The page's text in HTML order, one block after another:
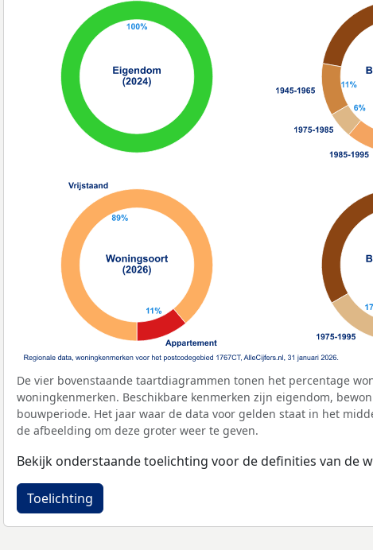
De vier bovenstaande taartdiagrammen tonen het percentage
woningkenmerken. Beschikbare kenmerken zijn eigendom,
bouwperiode. Het jaar waar de data voor gelden staat in het
de afbeelding om deze groter weer te geven.
Bekijk onderstaande toelichting voor de definities van de
Toelichting